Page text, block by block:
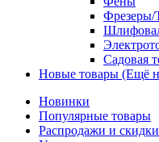
Фрезеры/
Садовая
Новые товары (Ещё
Новинки
Популярные товары
Распродажи и скидки